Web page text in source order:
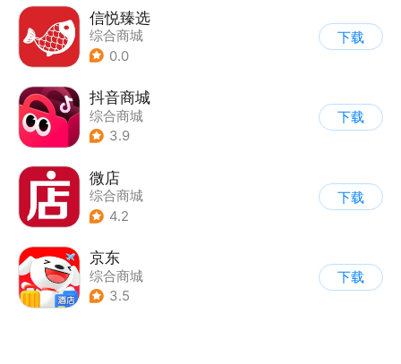
信悦臻选
综合商城
0.0
下载
抖音商城
综合商城
3.9
下载
微店
综合商城
4.2
下载
京东
综合商城
3.5
下载